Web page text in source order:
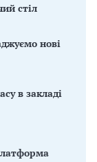
стіл
нові
в закладі